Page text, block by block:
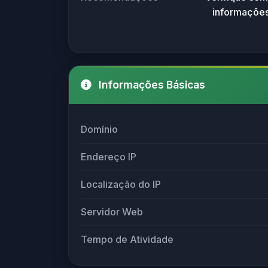
Informações Básicas
Domínio
Endereço IP
Localização do IP
Servidor Web
Tempo de Atividade